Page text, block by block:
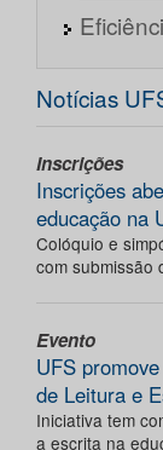
Notícias
Inscrições
Inscrições
educação na
Colóquio e
com submissão
Evento
UFS
de Leitura e
Iniciativa tem
a escrita na